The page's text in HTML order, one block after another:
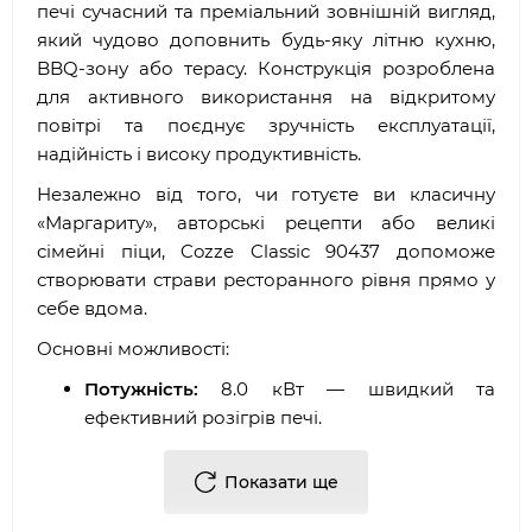
печі сучасний та преміальний зовнішній вигляд,
який чудово доповнить будь-яку літню кухню,
BBQ-зону або терасу. Конструкція розроблена
для активного використання на відкритому
повітрі та поєднує зручність експлуатації,
надійність і високу продуктивність.
Незалежно від того, чи готуєте ви класичну
«Маргариту», авторські рецепти або великі
сімейні піци, Cozze Classic 90437 допоможе
створювати страви ресторанного рівня прямо у
себе вдома.
Основні можливості:
Потужність: 8.0 кВт — швидкий та
ефективний розігрів печі.
ідеально для приготування неаполітанської
Показати ще